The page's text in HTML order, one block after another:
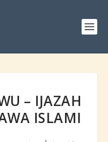
– IJAZAH
ISLAMI